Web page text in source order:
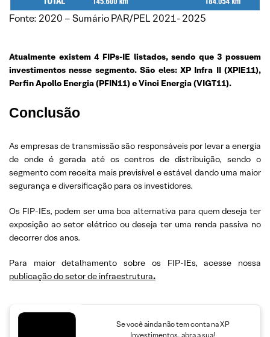
Fonte: 2020 – Sumário PAR/PEL 2021- 2025
Atualmente existem 4 FIPs-IE listados, sendo que 3 possuem
investimentos nesse segmento. São eles: XP Infra II (XPIE11),
Perfin Apollo Energia (PFIN11) e Vinci Energia (VIGT11).
Conclusão
As empresas de transmissão são responsáveis por levar a energia
de onde é gerada até os centros de distribuição, sendo o
segmento com receita mais previsível e estável dando uma maior
segurança e diversificação para os investidores.
Os FIP-IEs, podem ser uma boa alternativa para quem deseja ter
exposição ao setor elétrico ou deseja ter uma renda passiva no
decorrer dos anos.
Para maior detalhamento sobre os FIP-IEs, acesse nossa
publicação do setor de infraestrutura.
Se você ainda não tem conta na XP
Investimentos, abra a sua!